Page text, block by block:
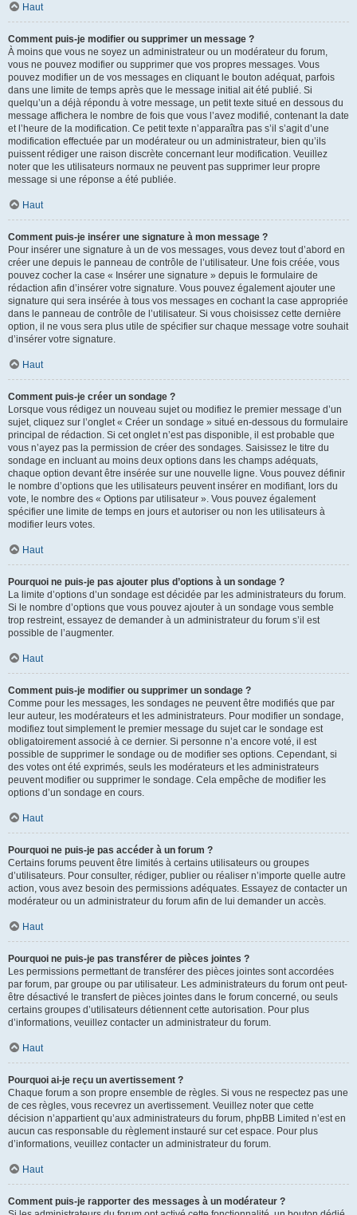
Haut
Comment puis-je modifier ou supprimer un message ?
À moins que vous ne soyez un administrateur ou un modérateur du forum,
vous ne pouvez modifier ou supprimer que vos propres messages. Vous
pouvez modifier un de vos messages en cliquant le bouton adéquat, parfois
dans une limite de temps après que le message initial ait été publié. Si
quelqu’un a déjà répondu à votre message, un petit texte situé en dessous du
message affichera le nombre de fois que vous l’avez modifié, contenant la date
et l’heure de la modification. Ce petit texte n’apparaîtra pas s’il s’agit d’une
modification effectuée par un modérateur ou un administrateur, bien qu’ils
puissent rédiger une raison discrète concernant leur modification. Veuillez
noter que les utilisateurs normaux ne peuvent pas supprimer leur propre
message si une réponse a été publiée.
Haut
Comment puis-je insérer une signature à mon message ?
Pour insérer une signature à un de vos messages, vous devez tout d’abord en
créer une depuis le panneau de contrôle de l’utilisateur. Une fois créée, vous
pouvez cocher la case « Insérer une signature » depuis le formulaire de
rédaction afin d’insérer votre signature. Vous pouvez également ajouter une
signature qui sera insérée à tous vos messages en cochant la case appropriée
dans le panneau de contrôle de l’utilisateur. Si vous choisissez cette dernière
option, il ne vous sera plus utile de spécifier sur chaque message votre souhait
d’insérer votre signature.
Haut
Comment puis-je créer un sondage ?
Lorsque vous rédigez un nouveau sujet ou modifiez le premier message d’un
sujet, cliquez sur l’onglet « Créer un sondage » situé en-dessous du formulaire
principal de rédaction. Si cet onglet n’est pas disponible, il est probable que
vous n’ayez pas la permission de créer des sondages. Saisissez le titre du
sondage en incluant au moins deux options dans les champs adéquats,
chaque option devant être insérée sur une nouvelle ligne. Vous pouvez définir
le nombre d’options que les utilisateurs peuvent insérer en modifiant, lors du
vote, le nombre des « Options par utilisateur ». Vous pouvez également
spécifier une limite de temps en jours et autoriser ou non les utilisateurs à
modifier leurs votes.
Haut
Pourquoi ne puis-je pas ajouter plus d’options à un sondage ?
La limite d’options d’un sondage est décidée par les administrateurs du forum.
Si le nombre d’options que vous pouvez ajouter à un sondage vous semble
trop restreint, essayez de demander à un administrateur du forum s’il est
possible de l’augmenter.
Haut
Comment puis-je modifier ou supprimer un sondage ?
Comme pour les messages, les sondages ne peuvent être modifiés que par
leur auteur, les modérateurs et les administrateurs. Pour modifier un sondage,
modifiez tout simplement le premier message du sujet car le sondage est
obligatoirement associé à ce dernier. Si personne n’a encore voté, il est
possible de supprimer le sondage ou de modifier ses options. Cependant, si
des votes ont été exprimés, seuls les modérateurs et les administrateurs
peuvent modifier ou supprimer le sondage. Cela empêche de modifier les
options d’un sondage en cours.
Haut
Pourquoi ne puis-je pas accéder à un forum ?
Certains forums peuvent être limités à certains utilisateurs ou groupes
d’utilisateurs. Pour consulter, rédiger, publier ou réaliser n’importe quelle autre
action, vous avez besoin des permissions adéquates. Essayez de contacter un
modérateur ou un administrateur du forum afin de lui demander un accès.
Haut
Pourquoi ne puis-je pas transférer de pièces jointes ?
Les permissions permettant de transférer des pièces jointes sont accordées
par forum, par groupe ou par utilisateur. Les administrateurs du forum ont peut-
être désactivé le transfert de pièces jointes dans le forum concerné, ou seuls
certains groupes d’utilisateurs détiennent cette autorisation. Pour plus
d’informations, veuillez contacter un administrateur du forum.
Haut
Pourquoi ai-je reçu un avertissement ?
Chaque forum a son propre ensemble de règles. Si vous ne respectez pas une
de ces règles, vous recevrez un avertissement. Veuillez noter que cette
décision n’appartient qu’aux administrateurs du forum, phpBB Limited n’est en
aucun cas responsable du règlement instauré sur cet espace. Pour plus
d’informations, veuillez contacter un administrateur du forum.
Haut
Comment puis-je rapporter des messages à un modérateur ?